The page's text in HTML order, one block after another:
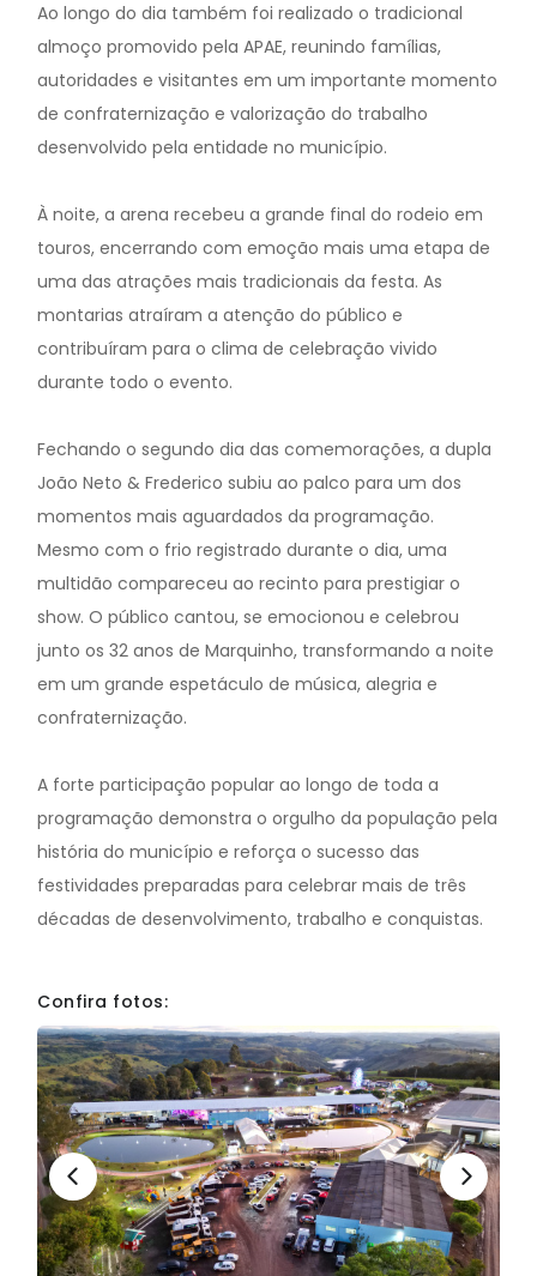
Ao longo do dia também foi realizado o tradicional
almoço promovido pela APAE, reunindo famílias,
autoridades e visitantes em um importante momento
de confraternização e valorização do trabalho
desenvolvido pela entidade no município.
À noite, a arena recebeu a grande final do rodeio em
touros, encerrando com emoção mais uma etapa de
uma das atrações mais tradicionais da festa. As
montarias atraíram a atenção do público e
contribuíram para o clima de celebração vivido
durante todo o evento.
Fechando o segundo dia das comemorações, a dupla
João Neto & Frederico subiu ao palco para um dos
momentos mais aguardados da programação.
Mesmo com o frio registrado durante o dia, uma
multidão compareceu ao recinto para prestigiar o
show. O público cantou, se emocionou e celebrou
junto os 32 anos de Marquinho, transformando a noite
em um grande espetáculo de música, alegria e
confraternização.
A forte participação popular ao longo de toda a
programação demonstra o orgulho da população pela
história do município e reforça o sucesso das
festividades preparadas para celebrar mais de três
décadas de desenvolvimento, trabalho e conquistas.
Confira fotos: